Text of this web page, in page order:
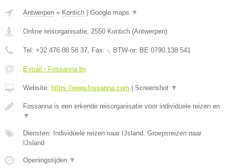
Antwerpen » Kontich Google maps ▼
Online reisorganisatie 2550 Kontich (Antwerpen)
Tel: +32 476 88 58 37 , Fax: - , BTW-nr: BE 0790.138.541
E-mail › Fossanna bv
Website: https://www.fossanna.com Screenshot ▼
Fossanna is een erkende reisorganisatie voor individuele reizen en
▼
Diensten: Individuele reizen naar IJsland, Groepsreizen naar
IJsland
Openingstijden ▼